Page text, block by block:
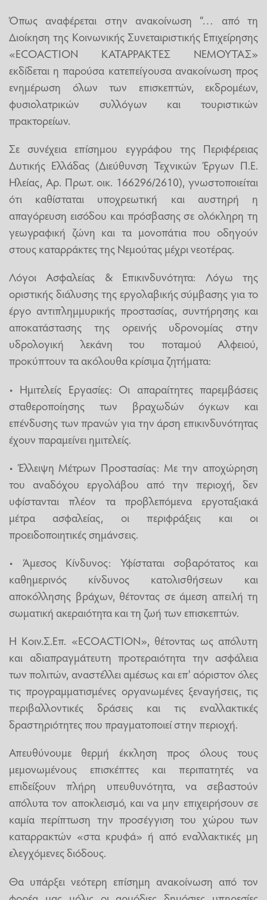
Όπως αναφέρεται στην ανακοίνωση “… από τη
Διοίκηση της Κοινωνικής Συνεταιριστικής Επιχείρησης
«ECOACTION ΚΑΤΑΡΡΑΚΤΕΣ ΝΕΜΟΥΤΑΣ»
εκδίδεται η παρούσα κατεπείγουσα ανακοίνωση προς
ενημέρωση όλων των επισκεπτών, εκδρομέων,
φυσιολατρικών συλλόγων και τουριστικών
πρακτορείων.
Σε συνέχεια επίσημου εγγράφου της Περιφέρειας
Δυτικής Ελλάδας (Διεύθυνση Τεχνικών Έργων Π.Ε.
Ηλείας, Αρ. Πρωτ. οικ. 166296/2610), γνωστοποιείται
ότι καθίσταται υποχρεωτική και αυστηρή η
απαγόρευση εισόδου και πρόσβασης σε ολόκληρη τη
γεωγραφική ζώνη και τα μονοπάτια που οδηγούν
στους καταρράκτες της Νεμούτας μέχρι νεοτέρας.
Λόγοι Ασφαλείας & Επικινδυνότητα: Λόγω της
οριστικής διάλυσης της εργολαβικής σύμβασης για το
έργο αντιπλημμυρικής προστασίας, συντήρησης και
αποκατάστασης της ορεινής υδρονομίας στην
υδρολογική λεκάνη του ποταμού Αλφειού,
προκύπτουν τα ακόλουθα κρίσιμα ζητήματα:
• Ημιτελείς Εργασίες: Οι απαραίτητες παρεμβάσεις
σταθεροποίησης των βραχωδών όγκων και
επένδυσης των πρανών για την άρση επικινδυνότητας
έχουν παραμείνει ημιτελείς.
• Έλλειψη Μέτρων Προστασίας: Με την αποχώρηση
του αναδόχου εργολάβου από την περιοχή, δεν
υφίστανται πλέον τα προβλεπόμενα εργοταξιακά
μέτρα ασφαλείας, οι περιφράξεις και οι
προειδοποιητικές σημάνσεις.
• Άμεσος Κίνδυνος: Υφίσταται σοβαρότατος και
καθημερινός κίνδυνος κατολισθήσεων και
αποκόλλησης βράχων, θέτοντας σε άμεση απειλή τη
σωματική ακεραιότητα και τη ζωή των επισκεπτών.
Η Κοιν.Σ.Επ. «ECOACTION», θέτοντας ως απόλυτη
και αδιαπραγμάτευτη προτεραιότητα την ασφάλεια
των πολιτών, αναστέλλει αμέσως και επ' αόριστον όλες
τις προγραμματισμένες οργανωμένες ξεναγήσεις, τις
περιβαλλοντικές δράσεις και τις εναλλακτικές
δραστηριότητες που πραγματοποιεί στην περιοχή.
Απευθύνουμε θερμή έκκληση προς όλους τους
μεμονωμένους επισκέπτες και περιπατητές να
επιδείξουν πλήρη υπευθυνότητα, να σεβαστούν
απόλυτα τον αποκλεισμό, και να μην επιχειρήσουν σε
καμία περίπτωση την προσέγγιση του χώρου των
καταρρακτών «στα κρυφά» ή από εναλλακτικές μη
ελεγχόμενες διόδους.
Θα υπάρξει νεότερη επίσημη ανακοίνωση από τον